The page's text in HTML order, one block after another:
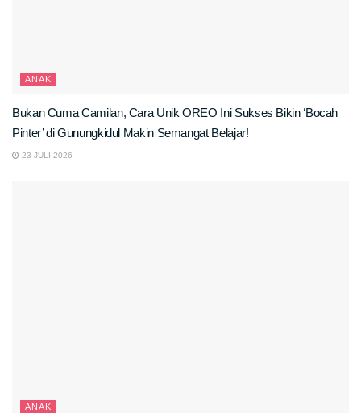
ANAK
Bukan Cuma Camilan, Cara Unik OREO Ini Sukses Bikin ‘Bocah
Pinter’ di Gunungkidul Makin Semangat Belajar!
23 JULI 2026
ANAK